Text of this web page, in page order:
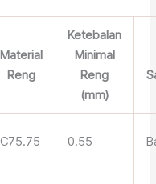
Material
Reng
Ketebalan
Minimal
Reng
(mm)
C75.75 0.55